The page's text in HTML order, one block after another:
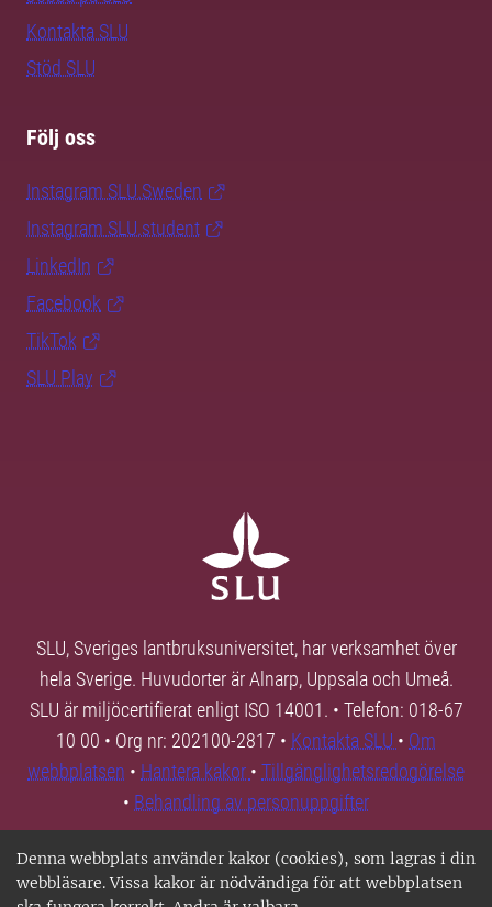
Denna webbplats använder kakor (cookies), som lagras i din
webbläsare. Vissa kakor är nödvändiga för att webbplatsen
Kontakta SLU
Stöd SLU
Följ oss
Instagram SLU.Sweden
Instagram SLU.student
LinkedIn
Facebook
TikTok
SLU Play
SLU, Sveriges lantbruksuniversitet, har verksamhet över
hela Sverige. Huvudorter är Alnarp, Uppsala och Umeå.
SLU är miljöcertifierat enligt ISO 14001. • Telefon: 018-67
10 00 • Org nr: 202100-2817 • Kontakta SLU • Om
webbplatsen • Hantera kakor • Tillgänglighetsredogörelse
• Behandling av personuppgifter